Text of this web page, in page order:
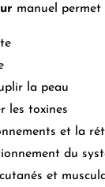
manuel permet
la peau
les toxines
et la
du
et